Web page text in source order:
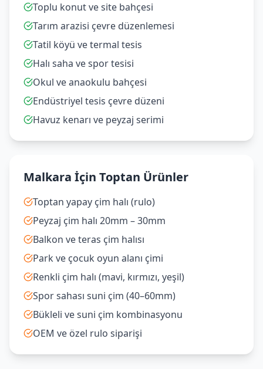
Toplu konut ve site bahçesi
Tarım arazisi çevre düzenlemesi
Tatil köyü ve termal tesis
Halı saha ve spor tesisi
Okul ve anaokulu bahçesi
Endüstriyel tesis çevre düzeni
Havuz kenarı ve peyzaj serimi
Malkara İçin Toptan Ürünler
Toptan yapay çim halı (rulo)
Peyzaj çim halı 20mm – 30mm
Balkon ve teras çim halısı
Park ve çocuk oyun alanı çimi
Renkli çim halı (mavi, kırmızı, yeşil)
Spor sahası suni çim (40–60mm)
Bükleli ve suni çim kombinasyonu
OEM ve özel rulo siparişi